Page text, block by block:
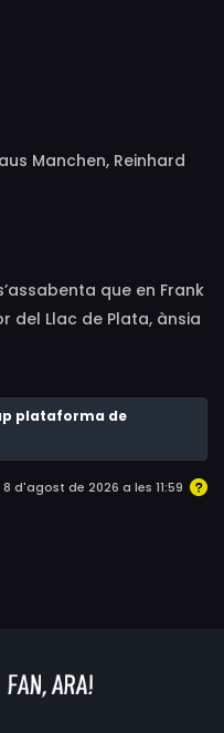
Manchen, Reinhard
que en Frank
del Llac de Plata, ànsia
de robar-los-hi. El film,
amb subtítols, per
a infants amb
plataforma de
d'agost de 2026 a les 11:59